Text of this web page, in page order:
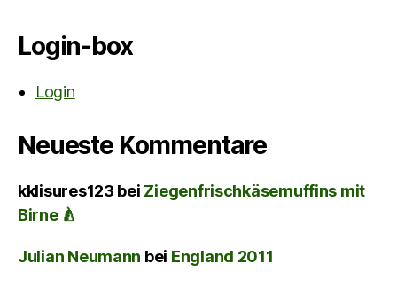
Login-box
Login
Neueste Kommentare
kklisures123 bei Ziegenfrischkäsemuffins mit
Birne 🍐
Julian Neumann bei England 2011